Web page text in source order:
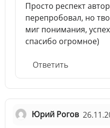
Просто респект
перепробовал, но
миг понимания,
спасибо огромное)
Ответить
Юрий Рогов